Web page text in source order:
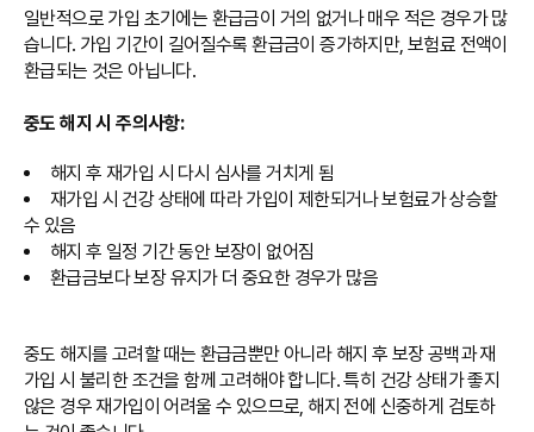
일반적으로 가입 초기에는 환급금이 거의 없거나 매우 적은 경우가 많
습니다. 가입 기간이 길어질수록 환급금이 증가하지만, 보험료 전액이
환급되는 것은 아닙니다.
중도 해지 시 주의사항:
해지 후 재가입 시 다시 심사를 거치게 됨
재가입 시 건강 상태에 따라 가입이 제한되거나 보험료가 상승할
수 있음
해지 후 일정 기간 동안 보장이 없어짐
환급금보다 보장 유지가 더 중요한 경우가 많음
중도 해지를 고려할 때는 환급금뿐만 아니라 해지 후 보장 공백과 재
가입 시 불리한 조건을 함께 고려해야 합니다. 특히 건강 상태가 좋지
않은 경우 재가입이 어려울 수 있으므로, 해지 전에 신중하게 검토하